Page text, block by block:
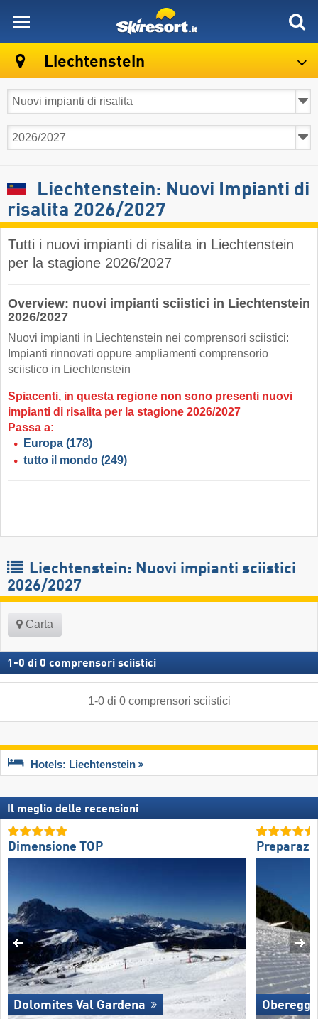
Liechtenstein
Liechtenstein: Nuovi Impianti di
risalita 2026/2027
Tutti i nuovi impianti di risalita in Liechtenstein
per la stagione 2026/2027
Overview: nuovi impianti sciistici in Liechtenstein
2026/2027
Nuovi impianti in Liechtenstein nei comprensori sciistici:
Impianti rinnovati oppure ampliamenti comprensorio
sciistico in Liechtenstein
Spiacenti, in questa regione non sono presenti nuovi
impianti di risalita per la stagione 2026/2027
Passa a:
Europa (178)
tutto il mondo (249)
Liechtenstein: Nuovi impianti sciistici
2026/2027
Carta
1 -0 di 0 comprensori sciistici
1-0di 0 comprensori sciistici
Hotels: Liechtenstein
Il meglio delle recensioni
Dimensione TOP
Dolomites Val Gardena